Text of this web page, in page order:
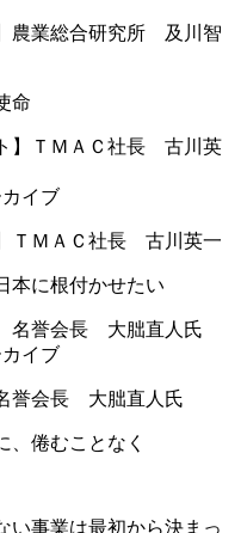
農業総合研究所 及川智
命
イブ
ＴＭＡＣ社長 古川英一
本に根付かせたい
イブ
誉会長 大朏直人氏
、倦むことなく